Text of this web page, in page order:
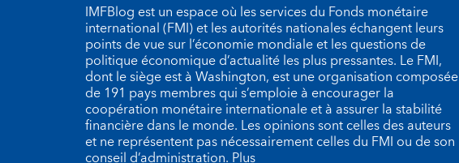
IMFBlog est un espace où les services du Fonds monétaire
international (FMI) et les autorités nationales échangent leurs
points de vue sur l’économie mondiale et les questions de
politique économique d’actualité les plus pressantes. Le FMI,
dont le siège est à Washington, est une organisation composée
de 191 pays membres qui s’emploie à encourager la
coopération monétaire internationale et à assurer la stabilité
financière dans le monde. Les opinions sont celles des auteurs
et ne représentent pas nécessairement celles du FMI ou de son
conseil d’administration. Plus